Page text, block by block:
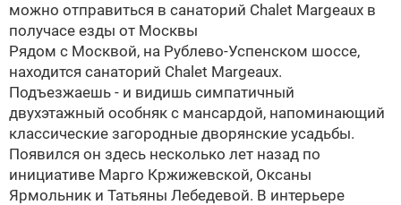
можно отправиться в санаторий Chalet Margeaux в
получасе езды от Москвы
Рядом с Москвой, на Рублево-Успенском шоссе,
находится санаторий Chalet Margeaux.
Подъезжаешь - и видишь симпатичный
двухэтажный особняк с мансардой, напоминающий
классические загородные дворянские усадьбы.
Появился он здесь несколько лет назад по
инициативе Марго Кржижевской, Оксаны
Ярмольник и Татьяны Лебедевой. В интерьере